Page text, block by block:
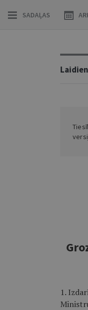
SADAĻAS
1.